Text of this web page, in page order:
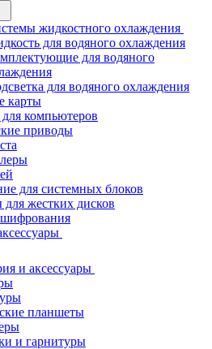
жидкостного охлаждения
для водяного охлаждения
для водяного
для водяного охлаждения
карты
компьютеров
приводы
для системных блоков
жестких дисков
и аксессуары
планшеты
и гарнитуры